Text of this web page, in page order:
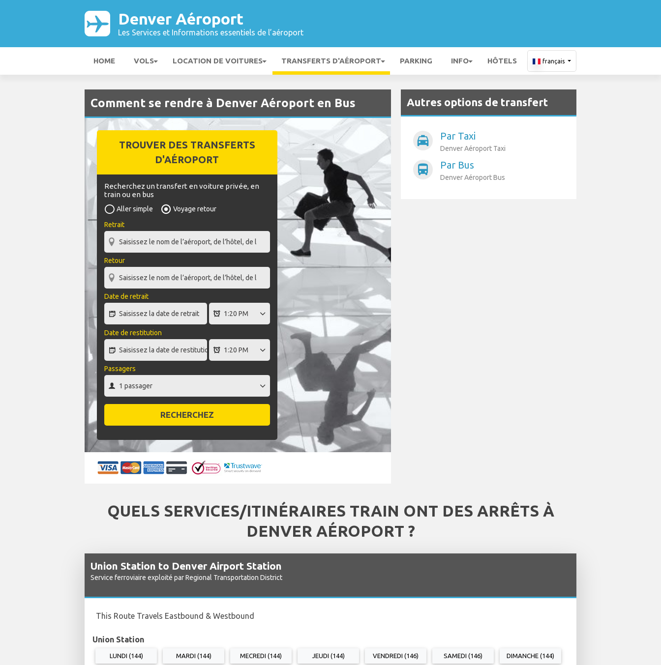
Denver Aéroport
Les Services et Informations essentiels de l’aéroport
HOME VOLS LOCATION DE VOITURES TRANSFERTS D'AÉROPORT PARKING INFO HÔTELS français
Comment se rendre à Denver Aéroport en Bus
TROUVER DES TRANSFERTS
D'AÉROPORT
Recherchez un transfert en voiture privée, en
train ou en bus
Aller simple
Voyage retour
Retrait
Retour
Date de retrait
Date de restitution
Passagers
RECHERCHEZ
Autres options de transfert
local_taxi Par Taxi
Denver Aéroport Taxi
directions_bus Par Bus
Denver Aéroport Bus
QUELS SERVICES/ITINÉRAIRES TRAIN ONT DES ARRÊTS À
DENVER AÉROPORT ?
Union Station to Denver Airport Station
Service ferroviaire exploité par Regional Transportation District
This Route Travels Eastbound & Westbound
Union Station
LUNDI (144) MARDI (144) MECREDI (144) JEUDI (144) VENDREDI (146) SAMEDI (146) DIMANCHE (144)